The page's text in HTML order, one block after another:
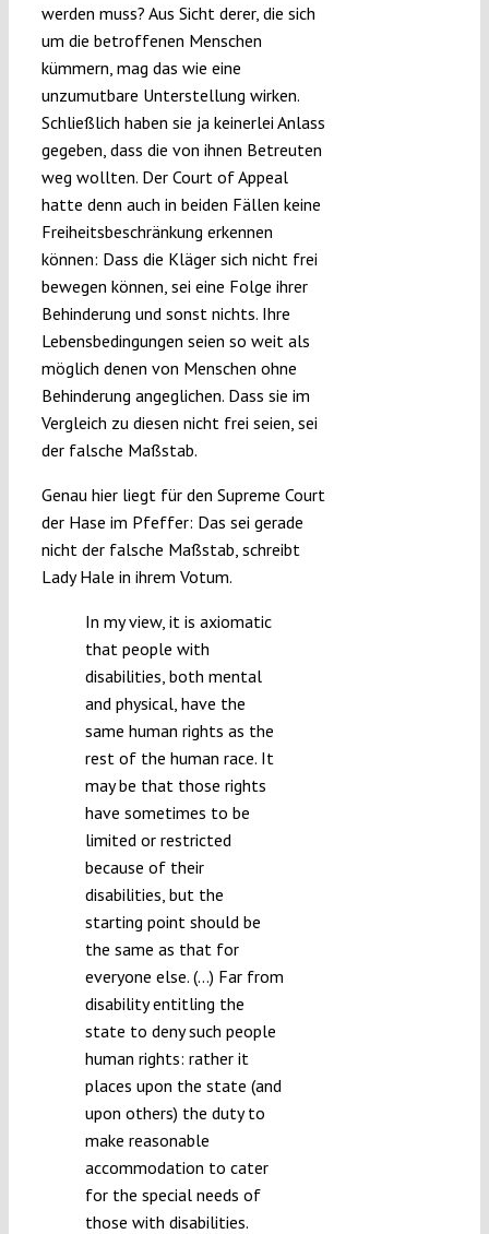
werden muss? Aus Sicht derer, die sich
um die betroffenen Menschen
kümmern, mag das wie eine
unzumutbare Unterstellung wirken.
Schließlich haben sie ja keinerlei Anlass
gegeben, dass die von ihnen Betreuten
weg wollten. Der Court of Appeal
hatte denn auch in beiden Fällen keine
Freiheitsbeschränkung erkennen
können: Dass die Kläger sich nicht frei
bewegen können, sei eine Folge ihrer
Behinderung und sonst nichts. Ihre
Lebensbedingungen seien so weit als
möglich denen von Menschen ohne
Behinderung angeglichen. Dass sie im
Vergleich zu diesen nicht frei seien, sei
der falsche Maßstab.
Genau hier liegt für den Supreme Court
der Hase im Pfeffer: Das sei gerade
nicht der falsche Maßstab, schreibt
Lady Hale in ihrem Votum.
In my view, it is axiomatic
that people with
disabilities, both mental
and physical, have the
same human rights as the
rest of the human race. It
may be that those rights
have sometimes to be
limited or restricted
because of their
disabilities, but the
starting point should be
the same as that for
everyone else. (…) Far from
disability entitling the
state to deny such people
human rights: rather it
places upon the state (and
upon others) the duty to
make reasonable
accommodation to cater
for the special needs of
those with disabilities.